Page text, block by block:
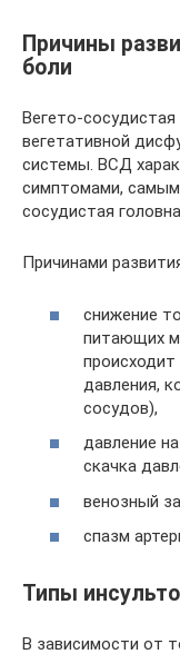
Причины
боли
Вегето-
вегетативной
системы. ВСД
симптомами,
сосудистая
Причинами
снижение
питающих
давления,
сосудов),
давление
скачка
венозный
спазм
Типы
В зависимости от